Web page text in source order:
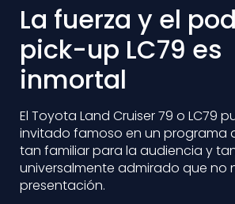
La fuerza y el
pick-up LC79 es
inmortal
El Toyota Land Cruiser 79 o LC79
invitado famoso en un programa
tan familiar para la audiencia y
universalmente admirado que no
presentación.